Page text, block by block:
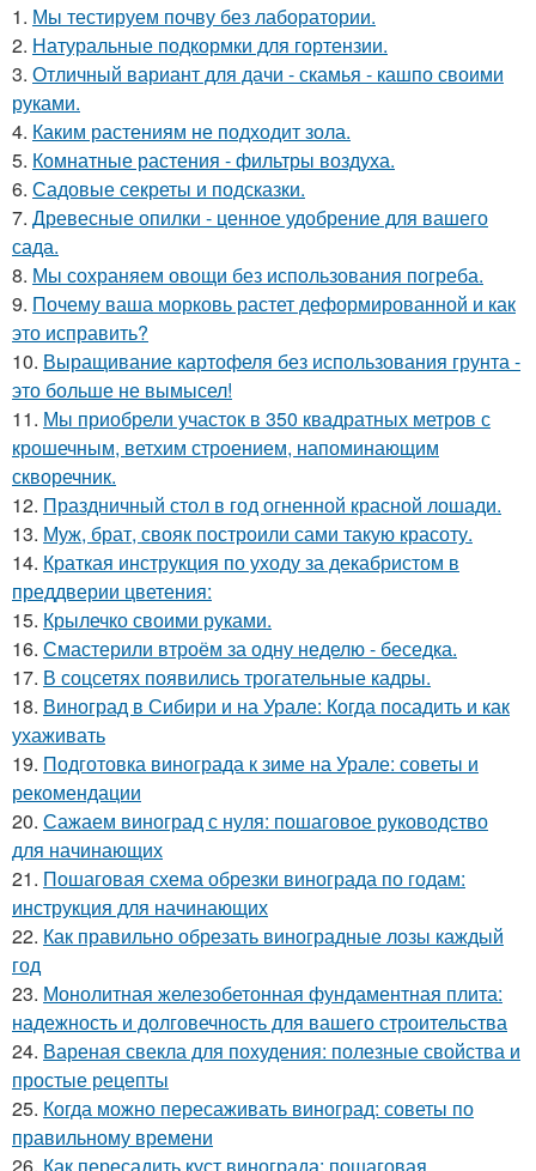
1. Мы тестируем почву без лаборатории.
2. Натуральные подкормки для гортензии.
3. Отличный вариант для дачи - скамья - кашпо своими
руками.
4. Каким растениям не подходит зола.
5. Комнатные растения - фильтры воздуха.
6. Садовые секреты и подсказки.
7. Древесные опилки - ценное удобрение для вашего
сада.
8. Мы сохраняем овощи без использования погреба.
9. Почему ваша морковь растет деформированной и как
это исправить?
10. Выращивание картофеля без использования грунта -
это больше не вымысел!
11. Мы приобрели участок в 350 квадратных метров с
крошечным, ветхим строением, напоминающим
скворечник.
12. Праздничный стол в год огненной красной лошади.
13. Муж, брат, свояк построили сами такую красоту.
14. Краткая инструкция по уходу за декабристом в
преддверии цветения:
15. Крылечко своими руками.
16. Смастерили втроём за одну неделю - беседка.
17. В соцсетях появились трогательные кадры.
18. Виноград в Сибири и на Урале: Когда посадить и как
ухаживать
19. Подготовка винограда к зиме на Урале: советы и
рекомендации
20. Сажаем виноград с нуля: пошаговое руководство
для начинающих
21. Пошаговая схема обрезки винограда по годам:
инструкция для начинающих
22. Как правильно обрезать виноградные лозы каждый
год
23. Монолитная железобетонная фундаментная плита:
надежность и долговечность для вашего строительства
24. Вареная свекла для похудения: полезные свойства и
простые рецепты
25. Когда можно пересаживать виноград: советы по
правильному времени
26. Как пересадить куст винограда: пошаговая